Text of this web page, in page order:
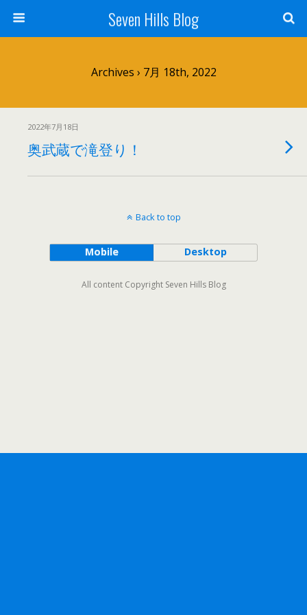
Seven Hills Blog
Archives › 7月 18th, 2022
2022年7月18日
奥武蔵で滝登り！
Back to top
Mobile Desktop
All content Copyright Seven Hills Blog